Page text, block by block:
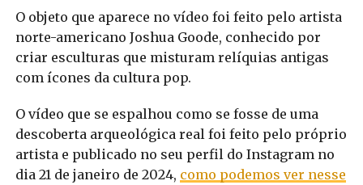
O objeto que aparece no vídeo foi feito pelo artista
norte-americano Joshua Goode, conhecido por
criar esculturas que misturam relíquias antigas
com ícones da cultura pop.
O vídeo que se espalhou como se fosse de uma
descoberta arqueológica real foi feito pelo próprio
artista e publicado no seu perfil do Instagram no
dia 21 de janeiro de 2024, como podemos ver nesse